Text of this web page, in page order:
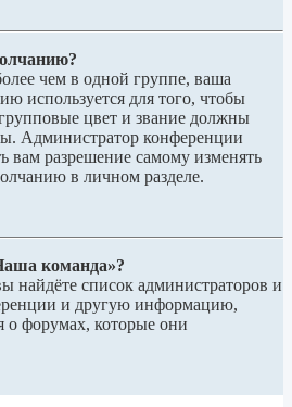
чем в одной группе, ваша
используется для того, чтобы
цвет и звание должны
Администратор конференции
вам разрешение самому изменять
в личном разделе.
команда»?
найдёте список администраторов и
и другую информацию,
о форумах, которые они